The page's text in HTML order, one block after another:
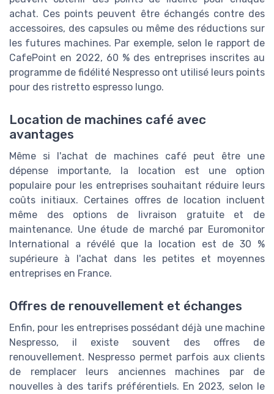
achat. Ces points peuvent être échangés contre des
accessoires, des capsules ou même des réductions sur
les futures machines. Par exemple, selon le rapport de
CafePoint en 2022, 60 % des entreprises inscrites au
programme de fidélité Nespresso ont utilisé leurs points
pour des ristretto espresso lungo.
Location de machines café avec
avantages
Même si l'achat de machines café peut être une
dépense importante, la location est une option
populaire pour les entreprises souhaitant réduire leurs
coûts initiaux. Certaines offres de location incluent
même des options de livraison gratuite et de
maintenance. Une étude de marché par Euromonitor
International a révélé que la location est de 30 %
supérieure à l'achat dans les petites et moyennes
entreprises en France.
Offres de renouvellement et échanges
Enfin, pour les entreprises possédant déjà une machine
Nespresso, il existe souvent des offres de
renouvellement. Nespresso permet parfois aux clients
de remplacer leurs anciennes machines par de
nouvelles à des tarifs préférentiels. En 2023, selon le